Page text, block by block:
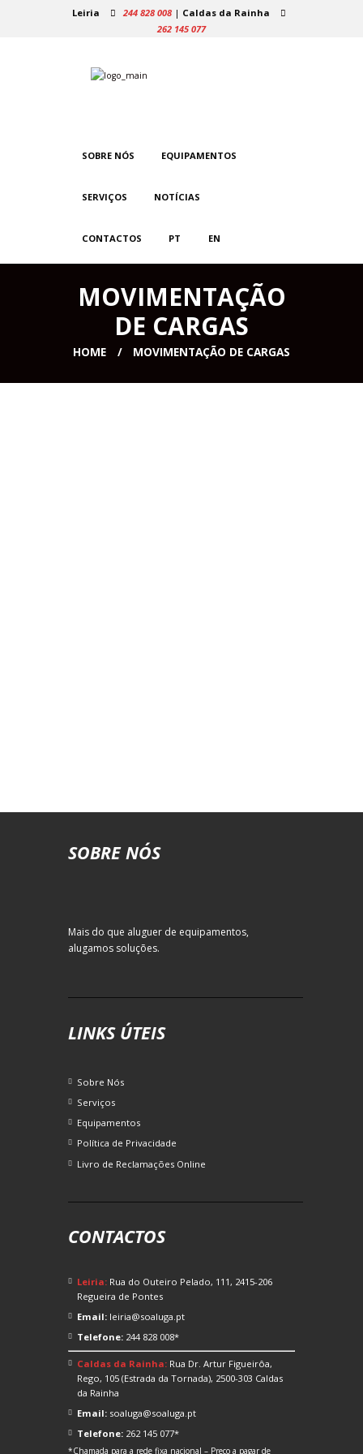
Leiria 244 828 008 | Caldas da Rainha
262 145 077
SOBRE NÓS EQUIPAMENTOS
SERVIÇOS NOTÍCIAS
CONTACTOS PT EN
MOVIMENTAÇÃO
DE CARGAS
HOME MOVIMENTAÇÃO DE CARGAS
SOBRE NÓS
Mais do que aluguer de equipamentos,
alugamos soluções.
LINKS ÚTEIS
Sobre Nós
Serviços
Equipamentos
Política de Privacidade
Livro de Reclamações Online
CONTACTOS
Leiria: Rua do Outeiro Pelado, 111, 2415-206
Regueira de Pontes
Email: leiria@soaluga.pt
Telefone: 244 828 008*
Caldas da Rainha: Rua Dr. Artur Figueirôa,
Rego, 105 (Estrada da Tornada), 2500-303 Caldas
da Rainha
Email: soaluga@soaluga.pt
Telefone: 262 145 077*
*Chamada para a rede fixa nacional – Preço a pagar de